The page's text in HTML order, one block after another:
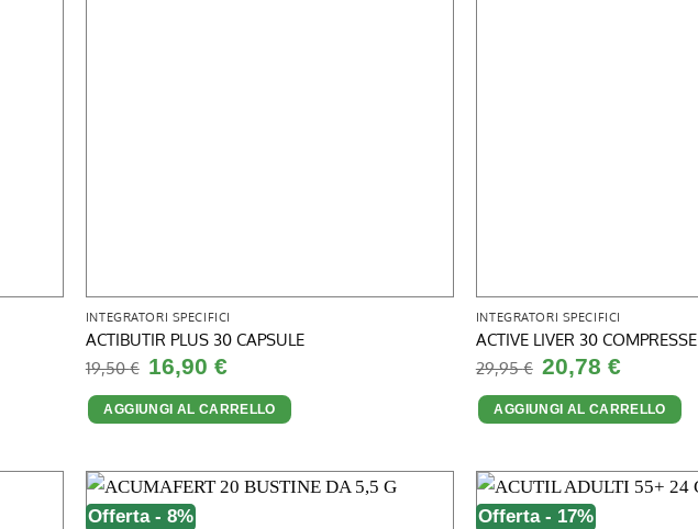
INTEGRATORI SPECIFICI
ACTIBUTIR PLUS 30 CAPSULE
19,50€ Il
prezzo
originale
era:
19,50 €.
16,90€prezzo
attuale
è:
16,90 €.
AGGIUNGI AL CARRELLO
INTEGRATORI SPECIFICI
ACTIVE LIVER 30 COMPRESSE
29,95€ Il
prezzo
originale
era:
29,95 €.
20,78€prezzo
attuale
è:
20,78 €.
AGGIUNGI AL CARRELLO
Offerta - 8% Offerta - 17%